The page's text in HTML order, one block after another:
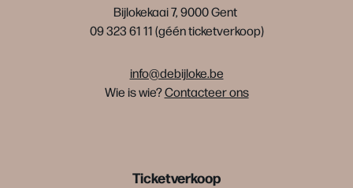
Bijlokekaai 7, 9000 Gent
09 323 61 11 (géén ticketverkoop)
info@debijloke.be
Wie is wie?Contacteer ons
Ticketverkoop